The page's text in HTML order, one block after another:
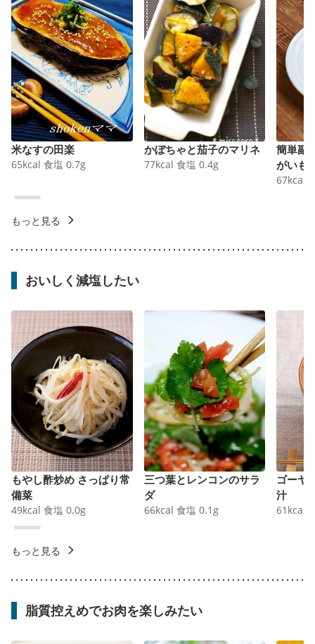
米なすの田楽
65kcal 食塩 0.7g
かぼちゃと茄子のマリネ
77kcal 食塩 0.4g
簡単副
がいも
67kcal
もっと見る
おいしく減塩したい
もやし酢炒め さっぱり常
備菜
49kcal 食塩 0.0g
三つ葉とレンコンのサラ
ダ
66kcal 食塩 0.1 g
ゴーヤ
汁
61 kcal
もっと見る
脂質控えめでお肉を楽しみたい